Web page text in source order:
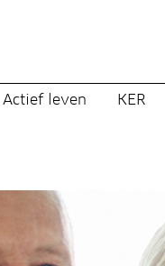
Actief leven KER